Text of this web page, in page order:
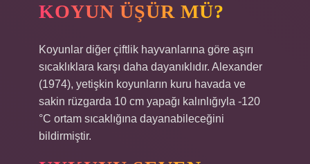
KOYUN ÜŞÜR MÜ?
Koyunlar diğer çiftlik hayvanlarına göre aşırı
sıcaklıklara karşı daha dayanıklıdır. Alexander
(1974), yetişkin koyunların kuru havada ve
sakin rüzgarda 10 cm yapağı kalınlığıyla -120
°C ortam sıcaklığına dayanabileceğini
bildirmiştir.